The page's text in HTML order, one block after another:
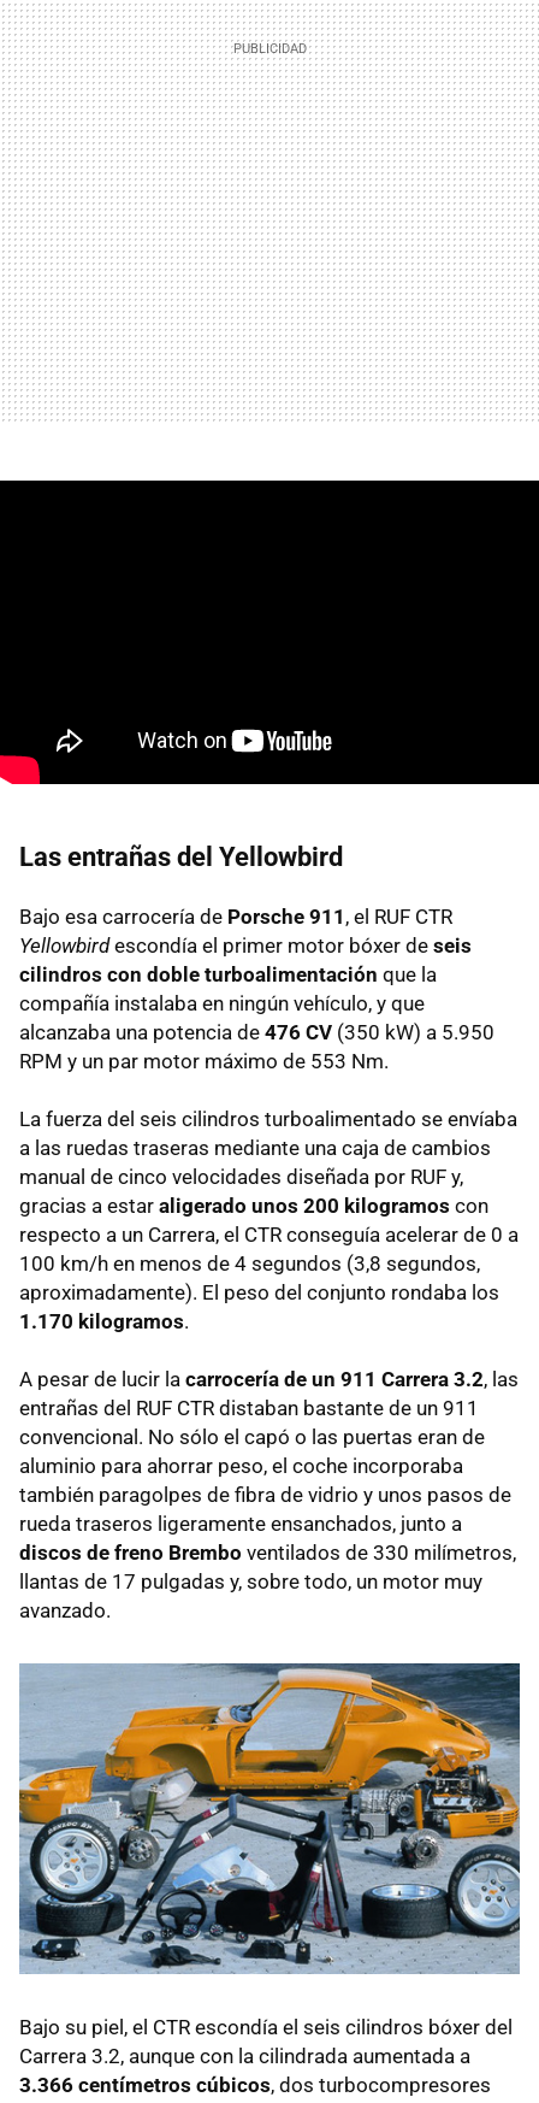
Las entrañas del Yellowbird
Bajo esa carrocería de Porsche 911 , el RUF CTR
Yellowbirdescondía el primer motor bóxer de seis
cilindros con doble turboalimentación que la
compañía instalaba en ningún vehículo, y que
alcanzaba una potencia de 476 CV (350 kW) a 5.950
RPM y un par motor máximo de 553 Nm.
La fuerza del seis cilindros turboalimentado se envíaba
a las ruedas traseras mediante una caja de cambios
manual de cinco velocidades diseñada por RUF y,
gracias a estar aligerado unos 200 kilogramos con
respecto a un Carrera, el CTR conseguía acelerar de 0 a
100 km/h en menos de 4 segundos (3,8 segundos,
aproximadamente). El peso del conjunto rondaba los
1.170 kilogramos.
A pesar de lucir la carrocería de un 911 Carrera 3.2, las
entrañas del RUF CTR distaban bastante de un 911
convencional. No sólo el capó o las puertas eran de
aluminio para ahorrar peso, el coche incorporaba
también paragolpes de fibra de vidrio y unos pasos de
rueda traseros ligeramente ensanchados, junto a
discos de freno Brembo ventilados de 330 milímetros,
llantas de 17 pulgadas y, sobre todo, un motor muy
avanzado.
Bajo su piel, el CTR escondía el seis cilindros bóxer del
Carrera 3.2, aunque con la cilindrada aumentada a
3.366 centímetros cúbicos, dos turbocompresores